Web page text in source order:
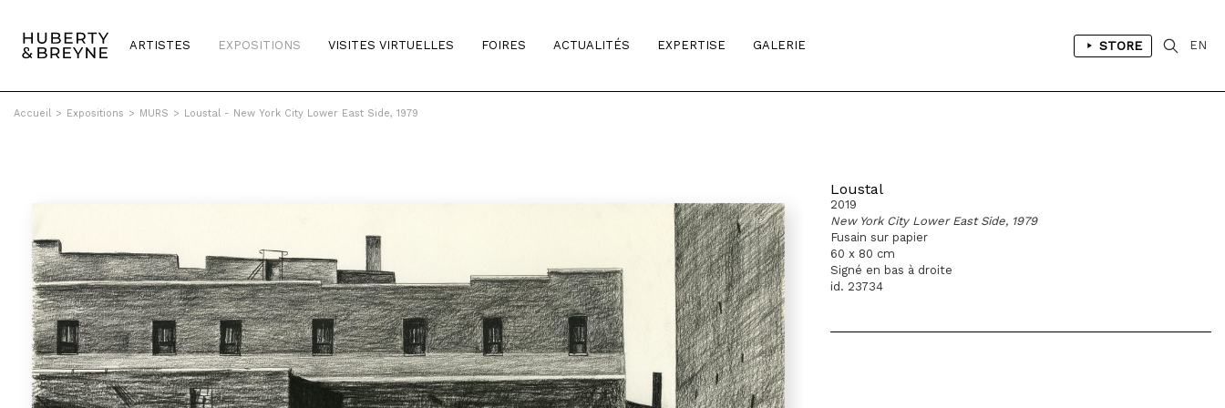
ARTISTES EXPOSITIONS VISITES VIRTUELLES FOIRES ACTUALITÉS EXPERTISE GALERIE STORE EN
Accueil > Expositions > MURS > Loustal - New York City Lower East Side, 1979
Loustal
2019
New York City Lower East Side, 1979
Fusain sur papier
60 x 80 cm
Signé en bas à droite
id. 23734